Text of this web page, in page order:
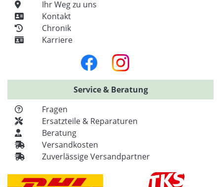
Ihr Weg zu uns
Kontakt
Chronik
Karriere
Service & Beratung
Fragen
Ersatzteile & Reparaturen
Beratung
Versandkosten
Zuverlässige Versandpartner